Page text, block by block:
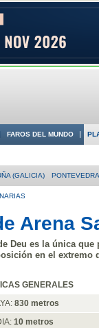
FAROS DEL MUNDO
(GALICIA)
Arena
Deu es la única
en el extremo
GENERALES
830 metros
10 metros